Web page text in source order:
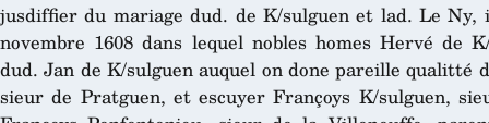
jusdiffier du mariage dud. de K/sulguen et lad. Le
novembre 1608 dans lequel nobles homes Hervé de
dud. Jan de K/sulguen auquel on done pareille qualitté
sieur de Pratguen, et escuyer Françoys K/sulguen,